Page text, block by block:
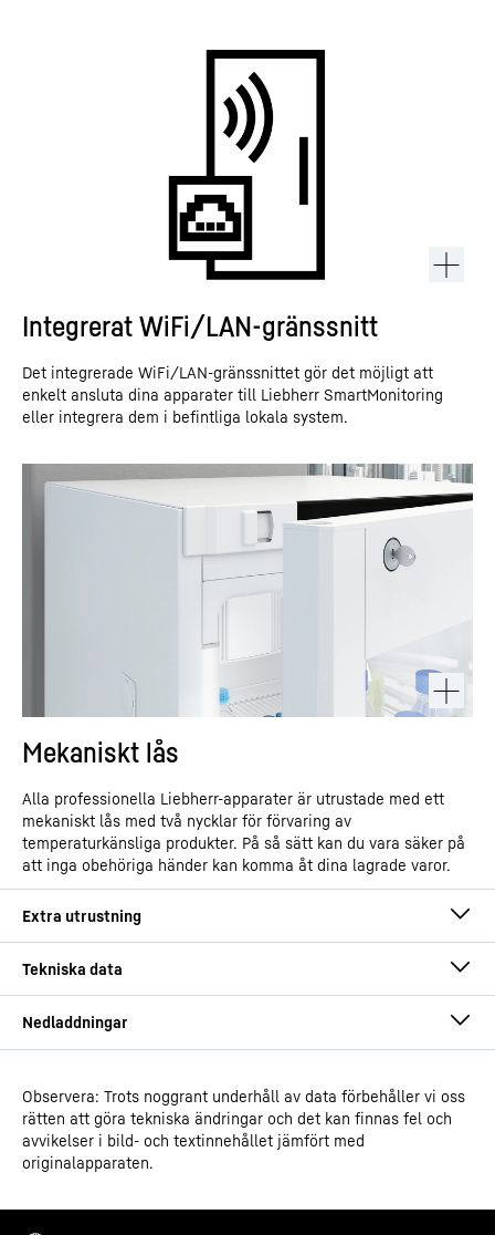
Integrerat WiFi/LAN-gränssnitt
Det integrerade WiFi/LAN-gränssnittet gör det möjligt att
enkelt ansluta dina apparater till Liebherr SmartMonitoring
eller integrera dem i befintliga lokala system.
Mekaniskt lås
Alla professionella Liebherr-apparater är utrustade med ett
mekaniskt lås med två nycklar för förvaring av
temperaturkänsliga produkter. På så sätt kan du vara säker på
att inga obehöriga händer kan komma åt dina lagrade varor.
Produktkategori
Laboratoriekylskåp med
cirkulationskylning
Klassificering Perfection
Driftsinstruktioner
Observera: Trots noggrant underhåll av data förbehåller vi oss
rätten att göra tekniska ändringar och det kan finnas fel och
avvikelser i bild- och textinnehållet jämfört med
originalapparaten.